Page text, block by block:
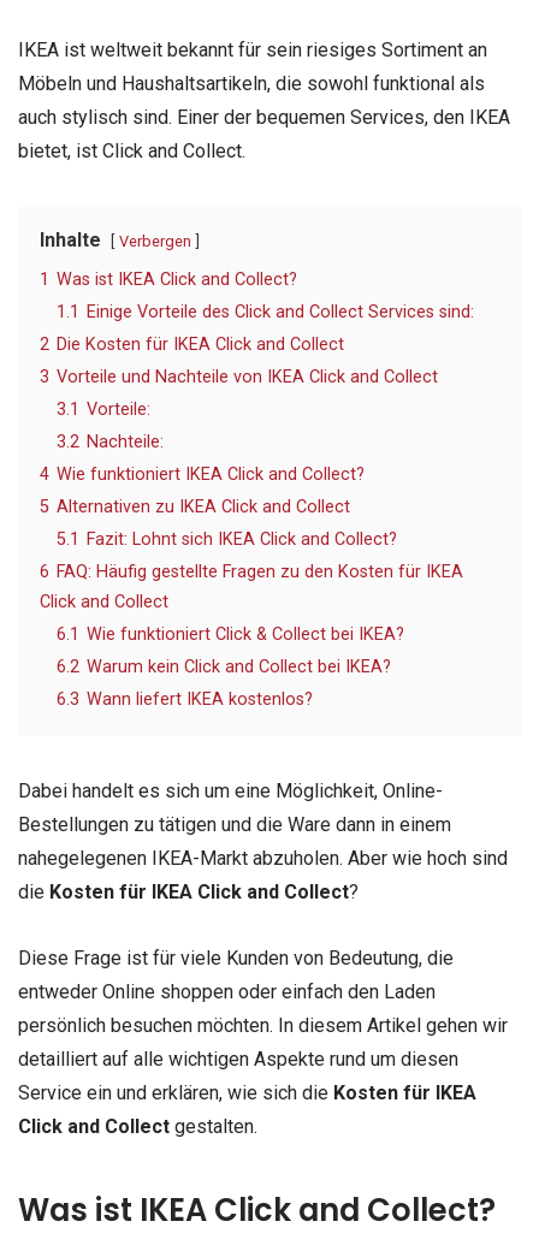
IKEA ist weltweit bekannt für sein riesiges Sortiment an
Möbeln und Haushaltsartikeln, die sowohl funktional als
auch stylisch sind. Einer der bequemen Services, den IKEA
bietet, ist Click and Collect.
Inhalte Verbergen
1 Was ist IKEA Click and Collect?
1.1
Einige Vorteile des Click and Collect Services sind:
2 Die Kosten für IKEA Click and Collect
3 Vorteile und Nachteile von IKEA Click and Collect
3.1 Vorteile:
3.2 Nachteile:
4 Wie funktioniert IKEA Click and Collect?
5 Alternativen zu IKEA Click and Collect
5.1
Fazit: Lohnt sich IKEA Click and Collect?
6 FAQ: Häufig gestellte Fragen zu den Kosten für IKEA
Click and Collect
6.1 Wie funktioniert Click & Collect bei IKEA?
6.2 Warum kein Click and Collect bei IKEA?
6.3 Wann liefert IKEA kostenlos?
Dabei handelt es sich um eine Möglichkeit, Online-
Bestellungen zu tätigen und die Ware dann in einem
nahegelegenen IKEA-Markt abzuholen. Aber wie hoch sind
die Kosten für IKEA Click and Collect?
Diese Frage ist für viele Kunden von Bedeutung, die
entweder Online shoppen oder einfach den Laden
persönlich besuchen möchten. In diesem Artikel gehen wir
detailliert auf alle wichtigen Aspekte rund um diesen
Service ein und erklären, wie sich die Kosten für IKEA
Click and Collect gestalten.
Was ist IKEA Click and Collect?